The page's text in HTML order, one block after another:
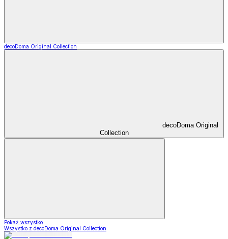
decoDoma Original Collection
decoDoma Original
Collection
Pokaż wszystko
Wszystko z decoDoma Original Collection